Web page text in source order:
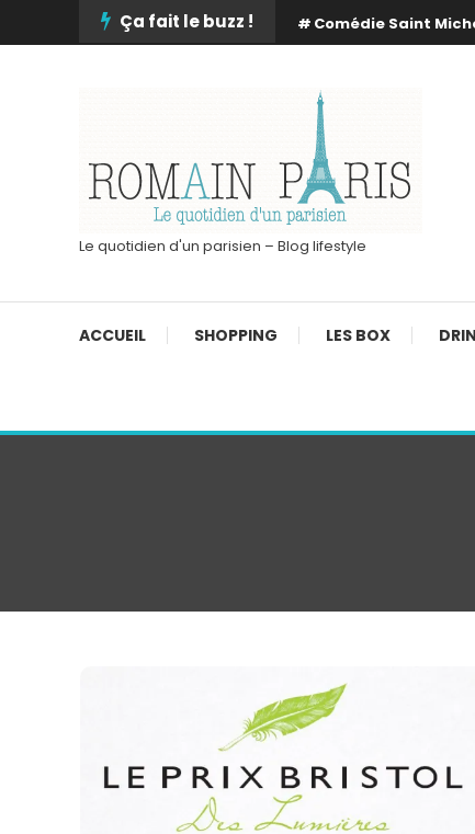
To
Ça fait le buzz ! Comédie Saint
Le quotidien d'un parisien – Blog lifestyle
ACCUEIL SHOPPING LES BOX